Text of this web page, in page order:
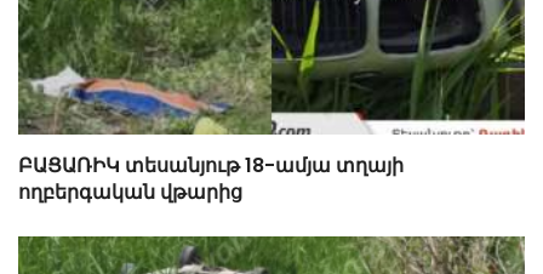
ԲԱՑԱՌԻԿ տեսանյութ 18-ամյա տղայի
ողբերգական վթարից